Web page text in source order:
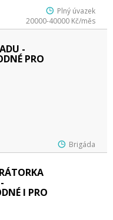
Plný úvazek
20000-40000 Kč/měs
-
PRO
Brigáda
I PRO